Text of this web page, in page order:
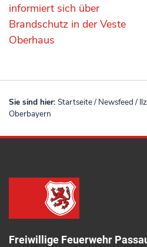
informiert sich über
Brandschutz in der Veste
Oberhaus
Sie sind hier: Startseite/ Newsfeed/
Oberbayern
Freiwillige Feuerwehr